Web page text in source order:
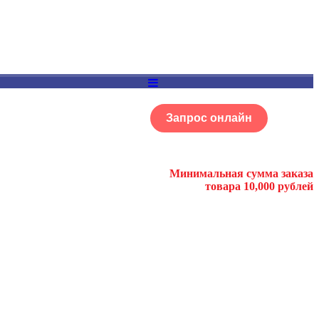
Запрос онлайн
Минимальная сумма заказа
товара 10,000 рублей